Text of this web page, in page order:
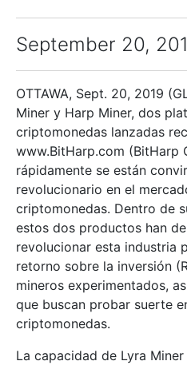
September 20,
OTTAWA, Sept. 20, 2019
Miner y Harp Miner, dos
criptomonedas lanzadas
www.BitHarp.com (BitHarp
rápidamente se están
revolucionario en el
criptomonedas. Dentro de
estos dos productos han
revolucionar esta industria
retorno sobre la inversión
mineros experimentados,
que buscan probar suerte
criptomonedas.
La capacidad de Lyra